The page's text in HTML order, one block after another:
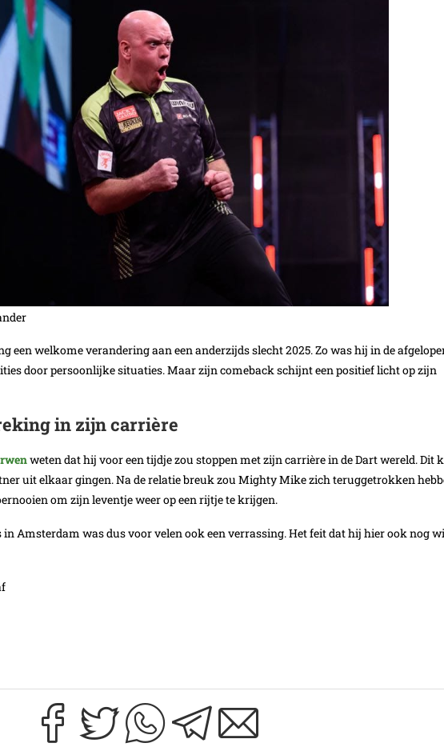
een welkome verandering aan een anderzijds slecht 2025. Zo was hij in de
door persoonlijke situaties. Maar zijn comeback schijnt een positief licht op zijn
in zijn carrière
weten dat hij voor een tijdje zou stoppen met zijn carrière in de Dart wereld. Dit
uit elkaar gingen. Na de relatie breuk zou Mighty Mike zich teruggetrokken
om zijn leventje weer op een rijtje te krijgen.
in Amsterdam was dus voor velen ook een verrassing. Het feit dat hij hier ook nog